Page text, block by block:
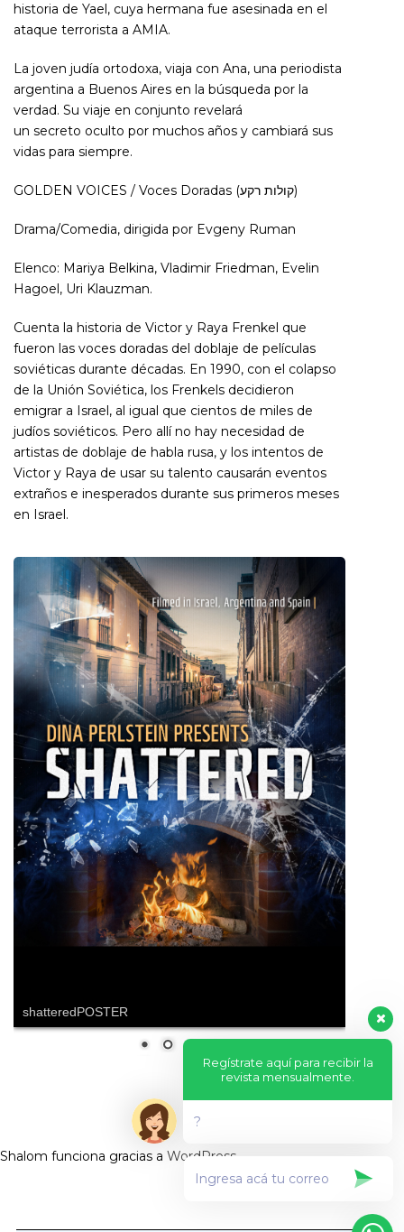
historia de Yael, cuya hermana fue asesinada en el
ataque terrorista a AMIA.
La joven judía ortodoxa, viaja con Ana, una periodista
argentina a Buenos Aires en la búsqueda por la
verdad. Su viaje en conjunto revelará
un secreto oculto por muchos años y cambiará sus
vidas para siempre.
GOLDEN VOICES / Voces Doradas (קולות רקע)
Drama/Comedia, dirigida por Evgeny Ruman
Elenco: Mariya Belkina, Vladimir Friedman, Evelin
Hagoel, Uri Klauzman.
Cuenta la historia de Victor y Raya Frenkel que
fueron las voces doradas del doblaje de películas
soviéticas durante décadas. En 1990, con el colapso
de la Unión Soviética, los Frenkels decidieron
emigrar a Israel, al igual que cientos de miles de
judíos soviéticos. Pero allí no hay necesidad de
artistas de doblaje de habla rusa, y los intentos de
Victor y Raya de usar su talento causarán eventos
extraños e inesperados durante sus primeros meses
en Israel.
shatteredPOSTER
Shalom funciona gracias a WordPress
Regístrate aquí para recibir la
revista mensualmente.
?